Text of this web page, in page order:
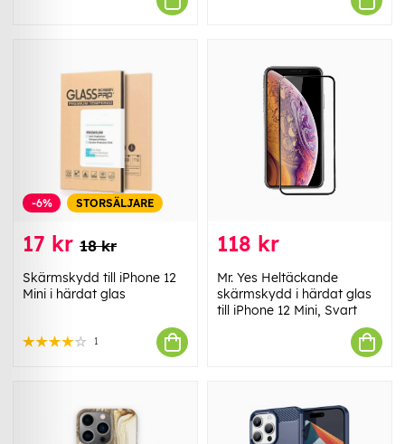
-6% STORSÄLJARE
17 kr 18 kr
Skärmskydd till iPhone 12
Mini i härdat glas
1
118 kr
Mr. Yes Heltäckande
skärmskydd i härdat glas
till iPhone 12 Mini, Svart